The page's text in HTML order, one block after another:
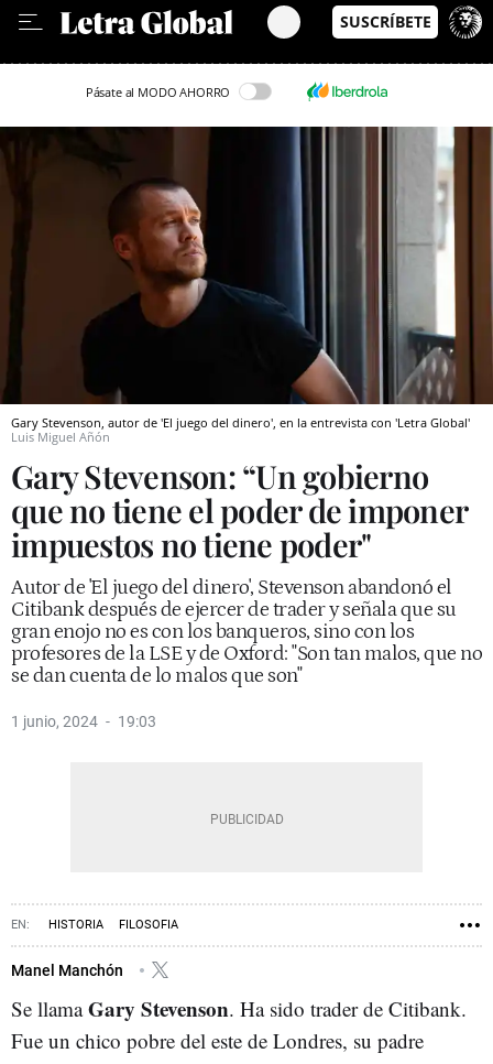
Pásate al MODO AHORRO
Gary Stevenson, autor de 'El juego del dinero', en la entrevista con 'Letra Global'
Luis Miguel Añón
Gary Stevenson: “Un gobierno
que no tiene el poder de imponer
impuestos no tiene poder"
Autor de 'El juego del dinero', Stevenson abandonó el
Citibank después de ejercer de trader y señala que su
gran enojo no es con los banqueros, sino con los
profesores de la LSE y de Oxford: "Son tan malos, que no
se dan cuenta de lo malos que son"
1 junio, 2024 19:03
HISTORIA FILOSOFIA
Manel Manchón
Se llamaGary Stevenson. Ha sido trader de Citibank.
Fue un chico pobre del este de Londres, su padre